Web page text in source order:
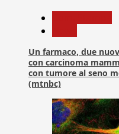
Un farmaco, due
con carcinoma
con tumore al seno
(mtnbc)